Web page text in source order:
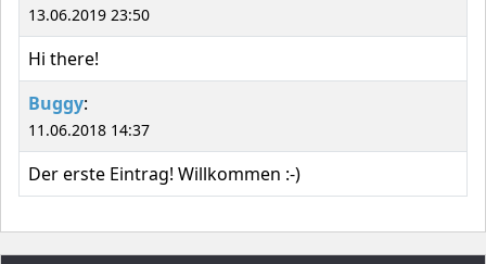
13.06.2019 23:50
Hi there!
Buggy:
11.06.2018 14:37
Der erste Eintrag! Willkommen :-)